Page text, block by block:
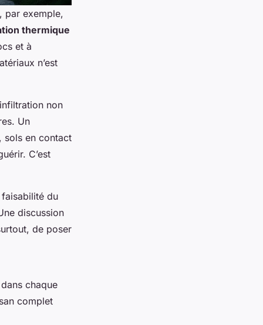
par exemple,
thermique
et à
n’est
non
Un
sols en contact
C’est
du
discussion
de poser
chaque
complet